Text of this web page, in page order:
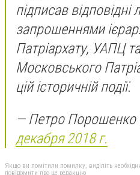
підписав відповідні
запрошеннями
Патріархату, УАПЦ
Московського
цій історичній події.
— Петро Порошенко
декабря 2018 г.
Якщо ви помітили помилку, виділіть
повідомити про це редакцію